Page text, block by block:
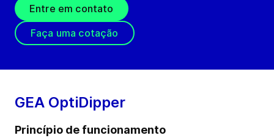
Entre em contato
Faça uma cotação
GEA OptiDipper
Princípio de funcionamento